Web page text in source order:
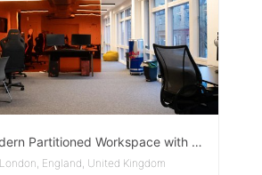
Affordable Modern Partitioned Workspace with Aircon
England, United Kingdom